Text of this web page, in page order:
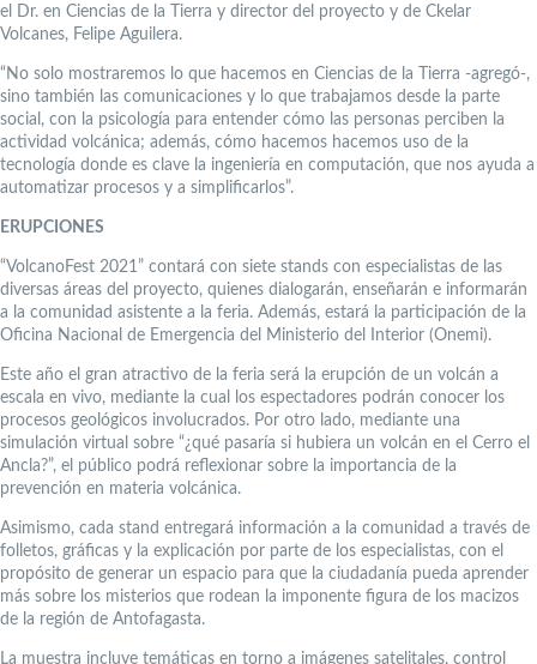
el Dr. en Ciencias de la Tierra y director del proyecto y de Ckelar
Volcanes, Felipe Aguilera.
“No solo mostraremos lo que hacemos en Ciencias de la Tierra -agregó-,
sino también las comunicaciones y lo que trabajamos desde la parte
social, con la psicología para entender cómo las personas perciben la
actividad volcánica; además, cómo hacemos hacemos uso de la
tecnología donde es clave la ingeniería en computación, que nos ayuda a
automatizar procesos y a simplificarlos”.
ERUPCIONES
“VolcanoFest 2021” contará con siete stands con especialistas de las
diversas áreas del proyecto, quienes dialogarán, enseñarán e informarán
a la comunidad asistente a la feria. Además, estará la participación de la
Oficina Nacional de Emergencia del Ministerio del Interior (Onemi).
Este año el gran atractivo de la feria será la erupción de un volcán a
escala en vivo, mediante la cual los espectadores podrán conocer los
procesos geológicos involucrados. Por otro lado, mediante una
simulación virtual sobre “¿qué pasaría si hubiera un volcán en el Cerro el
Ancla?”, el público podrá reflexionar sobre la importancia de la
prevención en materia volcánica.
Asimismo, cada stand entregará información a la comunidad a través de
folletos, gráficas y la explicación por parte de los especialistas, con el
propósito de generar un espacio para que la ciudadanía pueda aprender
más sobre los misterios que rodean la imponente figura de los macizos
de la región de Antofagasta.
La muestra incluye temáticas en torno a imágenes satelitales, control